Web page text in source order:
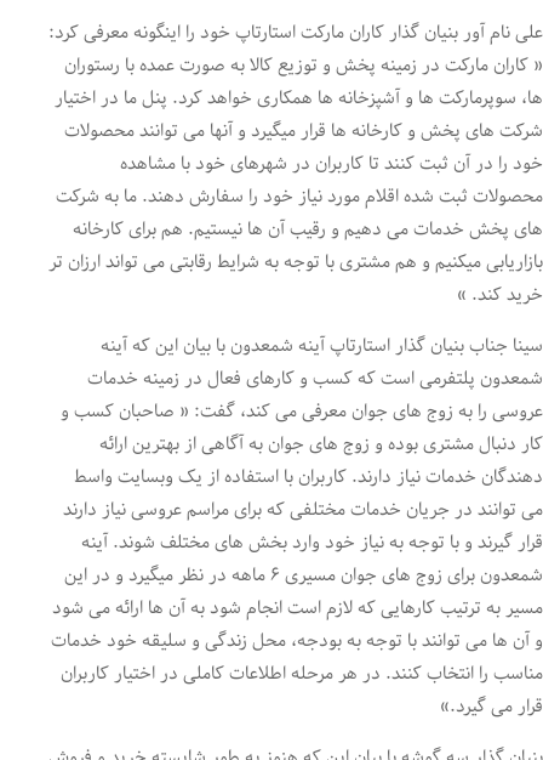
علی نام آور بنیان گذار کاران مارکت استارتاپ خود را اینگونه معرفی کرد:
« کاران مارکت در زمینه پخش و توزیع کالا به صورت عمده با رستوران
ها، سوپرمارکت ها و آشپزخانه ها همکاری خواهد کرد. پنل ما در اختیار
شرکت های پخش و کارخانه ها قرار میگیرد و آنها می توانند محصولات
خود را در آن ثبت کنند تا کاربران در شهرهای خود با مشاهده
محصولات ثبت شده اقلام مورد نیاز خود را سفارش دهند. ما به شرکت
های پخش خدمات می دهیم و رقیب آن ها نیستیم. هم برای کارخانه
بازاریابی میکنیم و هم مشتری با توجه به شرایط رقابتی می تواند ارزان تر
خرید کند. »
سینا جناب بنیان گذار استارتاپ آینه شمعدون با بیان این که آینه
شمعدون پلتفرمی است که کسب و کارهای فعال در زمینه خدمات
عروسی را به زوج های جوان معرفی می کند، گفت: « صاحبان کسب و
کار دنبال مشتری بوده و زوج های جوان به آگاهی از بهترین ارائه
دهندگان خدمات نیاز دارند. کاربران با استفاده از یک وبسایت واسط
می توانند در جریان خدمات مختلفی که برای مراسم عروسی نیاز دارند
قرار گیرند و با توجه به نیاز خود وارد بخش های مختلف شوند. آینه
شمعدون برای زوج های جوان مسیری ۶ ماهه در نظر میگیرد و در این
مسیر به ترتیب کارهایی که لازم است انجام شود به آن ها ارائه می شود
و آن ها می توانند با توجه به بودجه، محل زندگی و سلیقه خود خدمات
مناسب را انتخاب کنند. در هر مرحله اطلاعات کاملی در اختیار کاربران
قرار می گیرد.»